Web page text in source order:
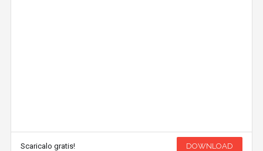
Scaricalo gratis! DOWNLOAD